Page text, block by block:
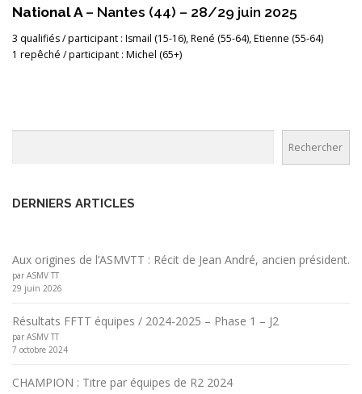
National A – Nantes (44) – 28/29 juin 2025
3 qualifiés / participant : Ismail (15-16), René (55-64), Etienne (55-64)
1 repêché / participant : Michel (65+)
Rechercher
DERNIERS ARTICLES
Aux origines de l’ASMVTT : Récit de Jean André, ancien président.
par ASMV TT
29 juin 2026
Résultats FFTT équipes / 2024-2025 – Phase 1 – J2
par ASMV TT
7 octobre 2024
CHAMPION : Titre par équipes de R2 2024